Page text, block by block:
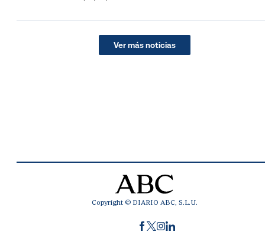
Ver más noticias
Copyright © DIARIO ABC, S.L.U.